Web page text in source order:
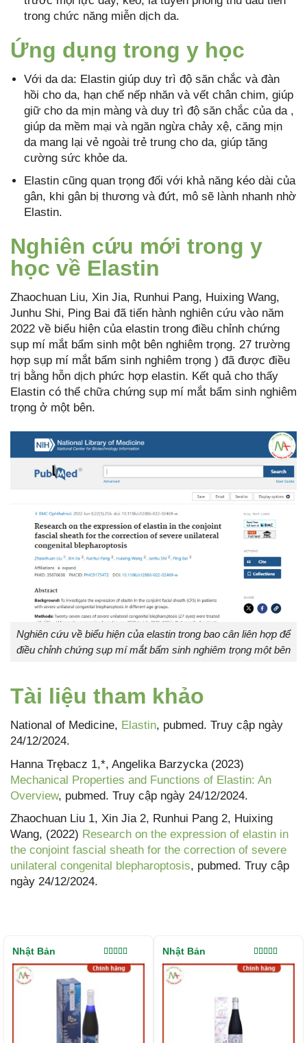
trong chức năng miễn dịch da.
Ứng dụng trong y học
Với da da: Elastin giúp duy trì độ săn chắc và đàn
hồi cho da, hạn chế nếp nhăn và vết chân chim, giúp
giữ cho da mịn màng và duy trì độ săn chắc của da ,
giúp da mềm mại và ngăn ngừa chảy xệ, căng mịn
da mang lại vẻ ngoài trẻ trung cho da, giúp tăng
cường sức khỏe da.
Elastin cũng quan trọng đối với khả năng kéo dài của
gân, khi gân bị thương và đứt, mô sẽ lành nhanh nhờ
Elastin.
Nghiên cứu mới trong y
học về Elastin
Zhaochuan Liu, Xin Jia, Runhui Pang, Huixing Wang,
Junhu Shi, Ping Bai đã tiến hành nghiên cứu vào năm
2022 về biểu hiện của elastin trong điều chỉnh chứng
sụp mí mắt bẩm sinh một bên nghiêm trọng. 27 trường
hợp sụp mí mắt bẩm sinh nghiêm trọng ) đã được điều
trị bằng hỗn dịch phức hợp elastin. Kết quả cho thấy
Elastin có thể chữa chứng sụp mí mắt bẩm sinh nghiêm
trọng ở một bên.
Nghiên cứu về biểu hiện của elastin trong bao cân liên hợp để
điều chỉnh chứng sụp mí mắt bẩm sinh nghiêm trọng một bên
Tài liệu tham khảo
National of Medicine, Elastin, pubmed. Truy cập ngày
24/12/2024.
Hanna Trębacz 1,*, Angelika Barzycka (2023)
Mechanical Properties and Functions of Elastin: An
Overview, pubmed. Truy cập ngày 24/12/2024.
Zhaochuan Liu 1, Xin Jia 2, Runhui Pang 2, Huixing
Wang, (2022) Research on the expression of elastin in
the conjoint fascial sheath for the correction of severe
unilateral congenital blepharoptosis, pubmed. Truy cập
ngày 24/12/2024.
Được xếp
hạng4.00
Nhật Bản
Được xếp
hạng5.00
Nhật Bản